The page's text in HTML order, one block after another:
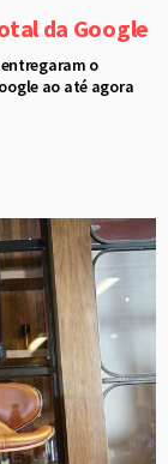
da Google
o
ao até agora